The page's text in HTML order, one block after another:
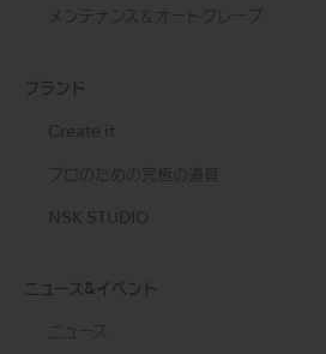
メンテナンス＆オートクレーブ
ブランド
Create it
プロのための究極の道具
NSK STUDIO
ニュース&イベント
ニュース